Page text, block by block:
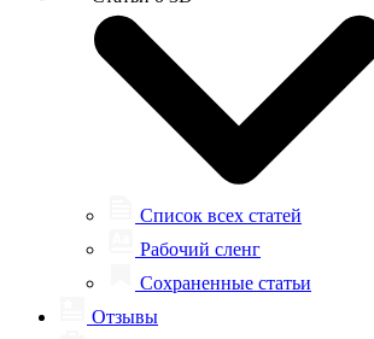
Список всех статей
Рабочий сленг
Сохраненные статьи
Отзывы